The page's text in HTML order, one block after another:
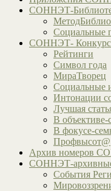
СОННЭТ-
Социальные
СОННЭТ-
Рейтинги
Символ года
МираТворец
Социальные
Интонации
Лучшая
В объективе-
В фокусе-
Профвысот@
Архив номеров
СОННЭТ-
События